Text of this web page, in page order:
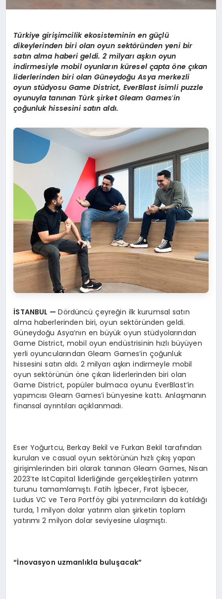
Türkiye girişimcilik ekosisteminin en güçlü
dikeylerinden biri olan oyun sektöründen yeni bir
satın alma haberi geldi. 2 milyarı aşkın oyun
indirmesiyle mobil oyunların küresel çaptaöne çıkan
liderlerinden biri olan Güneydoğu Asya merkezli
oyun stüdyosu Game District, EverBlast isimli puzzle
oyunuyla tanınan Türk şirket Gleam Games’in
çoğunluk hissesini satın aldı.
İSTANBUL —Dördüncü çeyreğin ilk kurumsal satın
alma haberlerinden biri, oyun sektöründen geldi.
Güneydoğu Asya’nın en büyük oyun stüdyolarından
Game District, mobil oyun endüstrisinin hızlı büyüyen
yerli oyuncularından Gleam Games’in çoğunluk
hissesini satın aldı. 2 milyarı aşkın indirmeyle mobil
oyun sektörünün öne çıkan liderlerinden biri olan
Game District, popüler bulmaca oyunu EverBlast’in
yapımcısı Gleam Games’i bünyesine kattı. Anlaşmanın
finansal ayrıntıları açıklanmadı.
Eser Yoğurtcu, Berkay Bekil ve Furkan Bekil tarafından
kurulan ve casual oyun sektörünün hızlı çıkış yapan
girişimlerinden biri olarak tanınan Gleam Games, Nisan
2023’te IstCapital liderliğinde gerçekleştirilen yatırım
turunu tamamlamıştı. Fatih İşbecer, Fırat İşbecer,
Ludus VC ve Tera Portföy gibi yatırımcıların da katıldığı
turda, 1 milyon dolar yatırım alan şirketin toplam
yatırımı 2 milyon dolar seviyesine ulaşmıştı.
“İnovasyon uzmanlıkla buluşacak”